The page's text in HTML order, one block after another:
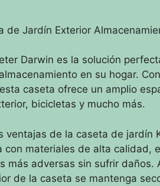
de Jardín Exterior
Darwin es la solución
en su hogar.
caseta ofrece un amplio
bicicletas y mucho más.
ventajas de la caseta de jardín
con materiales de alta calidad,
más adversas sin sufrir daños.
de la caseta se mantenga